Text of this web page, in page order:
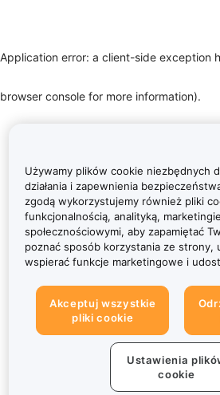
Application error: a client-side exception
browser console for more information).
Używamy plików cookie niezbędnych
działania i zapewnienia
zgodą wykorzystujemy również pliki
funkcjonalnością, analityką,
społecznościowymi, aby zapamiętać
poznać sposób korzystania ze strony,
wspierać funkcje marketingowe i
Akceptuj wszystkie
pliki cookie
Ustawienia
cookie